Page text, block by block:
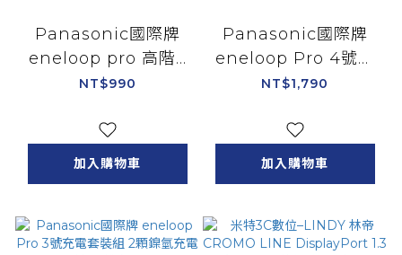
Panasonic國際牌
eneloop pro 高階3
號4入鎳氫充電電池
NT$990
加入購物車
Panasonic國際牌
eneloop Pro 4號充
電套裝組 2顆鎳氫充電
NT$1,790
加入購物車